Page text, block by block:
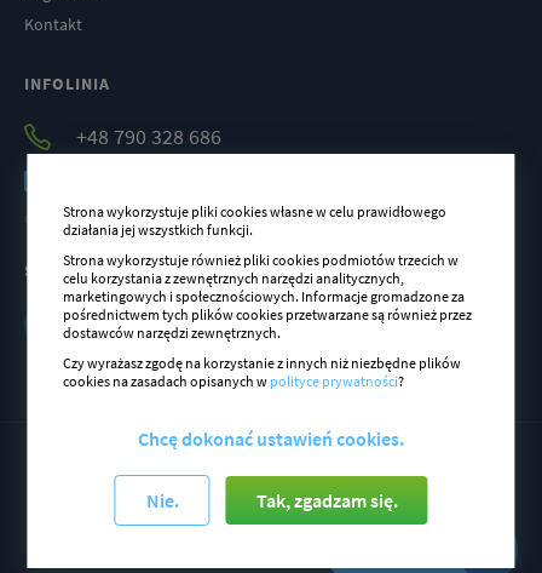
Kontakt
INFOLINIA
+48 790 328 686
Od 8:00 do 16:00 od poniedziałku do piątku
SOCIAL MEDIA
© 2019 by Bookero.pl All right reserved
Strona wykorzystuje pliki cookies własne w celu prawidłowego
działania jej wszystkich funkcji.
Strona wykorzystuje również pliki cookies podmiotów trzecich w
celu korzystania z zewnętrznych narzędzi analitycznych,
marketingowych i społecznościowych. Informacje gromadzone za
pośrednictwem tych plików cookies przetwarzane są również przez
dostawców narzędzi zewnętrznych.
Czy wyrażasz zgodę na korzystanie z innych niż niezbędne plików
cookies na zasadach opisanych w polityce prywatności?
Chcę dokonać ustawień cookies.
Nie. Tak, zgadzam się.